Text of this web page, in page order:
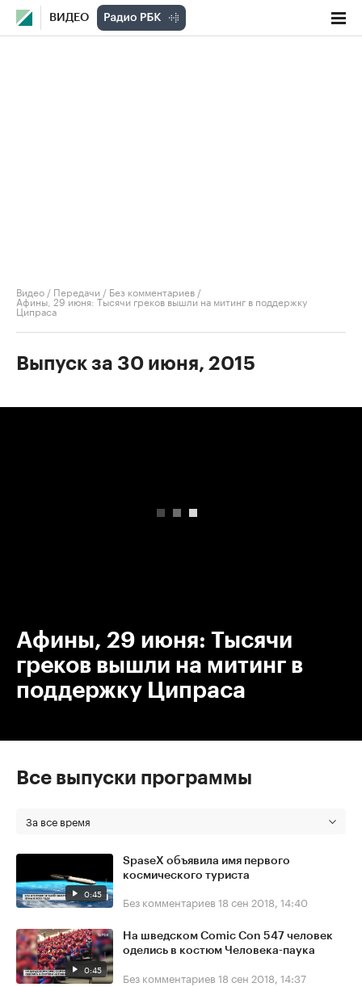
ВИДЕО
Видео / Передачи / Без комментариев /
Афины, 29 июня: Тысячи греков вышли на митинг в поддержку
Ципраса
Выпуск за 30 июня, 2015
Афины, 29 июня: Тысячи
греков вышли на митинг в
поддержку Ципраса
Все выпуски программы
За все время
0:45
SpaseX объявила имя первого
космического туриста
Без комментариев 18 сен 2018, 14:40
0:45
На шведском Comic Con 547 человек
оделись в костюм Человека-паука
Без комментариев 18 сен 2018, 14:37